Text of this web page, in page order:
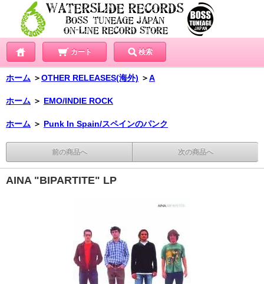
カート 検索
ホーム ＞OTHER RELEASES(海外) ＞A
ホーム ＞ EMO/INDIE ROCK
ホーム ＞ Punk In Spain/スペインのパンク
前の商品へ 次の商品へ
AINA "BIPARTITE" LP